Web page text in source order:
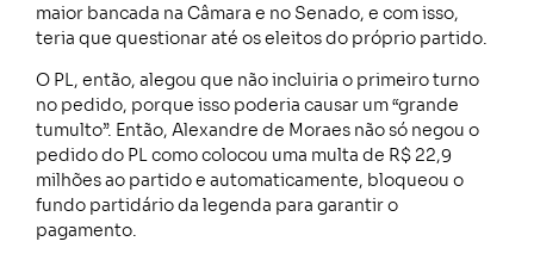
maior bancada na Câmara e no Senado, e com isso,
teria que questionar até os eleitos do próprio partido.
O PL, então, alegou que não incluiria o primeiro turno
no pedido, porque isso poderia causar um “grande
tumulto”. Então, Alexandre de Moraes não só negou o
pedido do PL como colocou uma multa de R$ 22,9
milhões ao partido e automaticamente, bloqueou o
fundo partidário da legenda para garantir o
pagamento.